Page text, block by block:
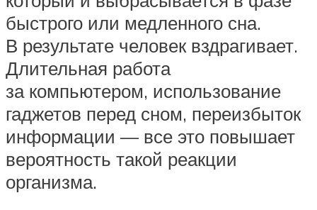
быстрого или медленного сна.
В результате человек вздрагивает.
Длительная работа
за компьютером, использование
гаджетов перед сном, переизбыток
информации — все это повышает
вероятность такой реакции
организма.